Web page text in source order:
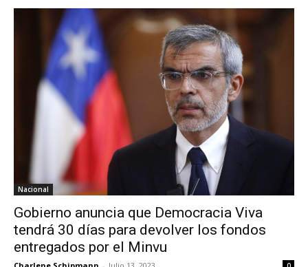
Nacional
Gobierno anuncia que Democracia Viva
tendrá 30 días para devolver los fondos
entregados por el Minvu
Charlene Schipmann - Julio 13, 2023